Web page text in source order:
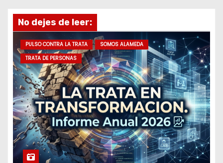
e
e
m
a
i
No dejes de leer:
PULSO CONTRA LA TRATA
SOMOS ALAMEDA
TRATA DE PERSONAS